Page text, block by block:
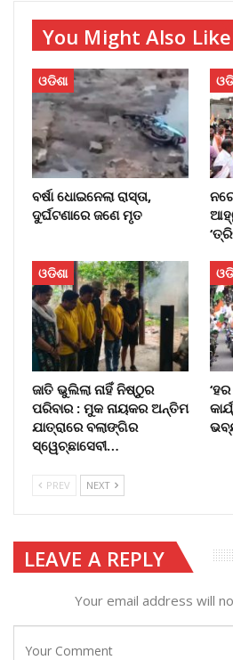
You Might Also Like
ଓଡିଶା
ବର୍ଷା ଧୋଇନେଲା ରାସ୍ତା,
ଦୁର୍ଘଟଣାରେ ଜଣେ ମୃତ
ଓଡିଶା
​ଜାତି ଭୁଲିଲା ନାହିଁ ନିଷ୍ଠୁର
ପରିବାର : ମୁକ ନାୟକର ଅନ୍ତିମ
ଯାତ୍ରାରେ ବଲାଙ୍ଗିର
ସ୍ୱେଚ୍ଛାସେବୀ…
PREV NEXT
LEAVE A REPLY
Your email address will